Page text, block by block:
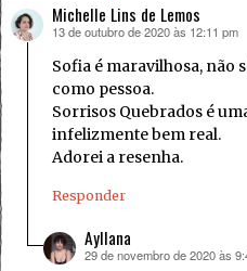
Michelle Lins de Lemos
disse:
13 de outubro de 2020 às 12:11 pm
Sofia é maravilhosa, não
como pessoa.
Sorrisos Quebrados é
infelizmente bem real.
Adorei a resenha.
Responder
Ayllana
disse:
29 de novembro de 2020 às